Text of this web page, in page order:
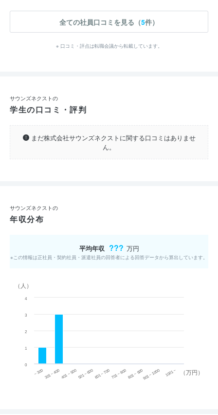
全ての社員口コミを見る（5件）
※ 口コミ・評点は転職会議から転載しています。
サウンズネクストの
学生の口コミ・評判
まだ株式会社サウンズネクストに関する口コミはありませ
ん。
サウンズネクストの
年収分布
平均年収 ??? 万円
※この情報は正社員・契約社員・派遣社員の回答者による回答データから算出しています。
（万円）
（人）
~ 300 301 ~ 400 401 ~ 500501 ~ 600601 ~ 700701 ~ 800801 ~ 900901 ~ 1000 1001 ~
0
1
2
3
4